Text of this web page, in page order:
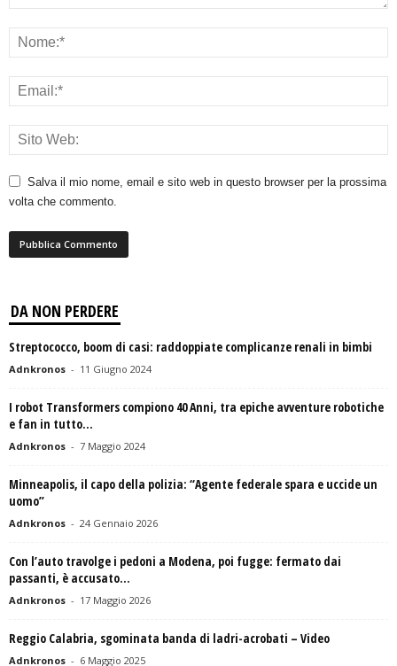
Salva il mio nome, email e sito web in questo browser per la prossima
volta che commento.
DA NON PERDERE
Streptococco, boom di casi: raddoppiate complicanze renali in bimbi
Adnkronos - 11 Giugno 2024
I robot Transformers compiono 40 Anni, tra epiche avventure robotiche
e fan in tutto...
Adnkronos - 7 Maggio 2024
Minneapolis, il capo della polizia: “Agente federale spara e uccide un
uomo”
Adnkronos - 24 Gennaio 2026
Con l’auto travolge i pedoni a Modena, poi fugge: fermato dai
passanti, è accusato...
Adnkronos - 17 Maggio 2026
Reggio Calabria, sgominata banda di ladri-acrobati – Video
Adnkronos - 6 Maggio 2025